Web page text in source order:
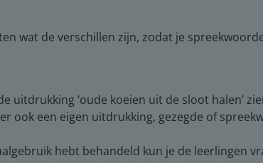
wat de verschillen zijn, zodat je
uitdrukking ‘oude koeien uit de sloot halen’
ook een eigen uitdrukking, gezegde of
hebt behandeld kun je de leerlingen